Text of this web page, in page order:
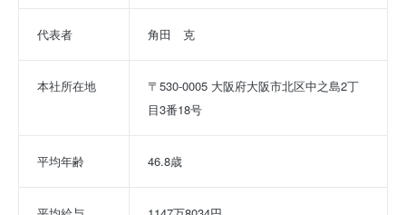
代表者 角田　克
本社所在地
〒530-0005 大阪府大阪市北区中之島2丁
目3番18号
平均年齢 46.8歳